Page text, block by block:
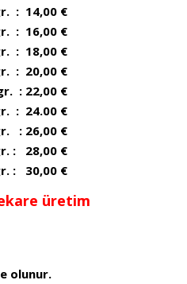
: 14,00 €
: 16,00 €
: 18,00 €
: 20,00 €
: 22,00 €
: 24.00 €
: 26,00 €
: 28,00 €
: 30,00 €
üretim
olunur.